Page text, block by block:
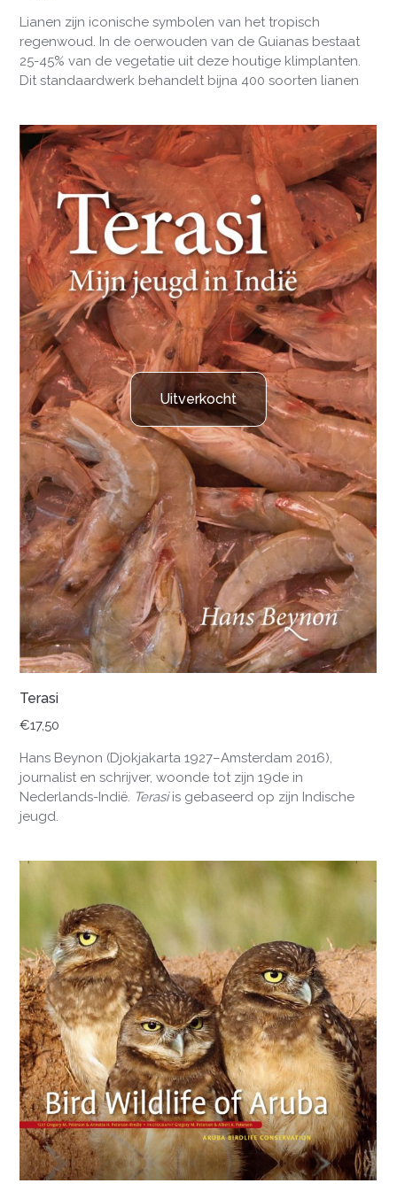
Lianen zijn iconische symbolen van het tropisch
regenwoud. In de oerwouden van de Guianas bestaat
25-45% van de vegetatie uit deze houtige klimplanten.
Dit standaardwerk behandelt bijna 400 soorten lianen
Uitverkocht
Terasi
€17,50
Hans Beynon (Djokjakarta 1927–Amsterdam 2016),
journalist en schrijver, woonde tot zijn 19de in
Nederlands-Indië. Terasiis gebaseerd op zijn Indische
jeugd.